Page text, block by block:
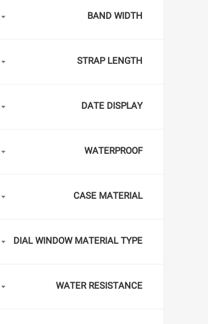
BAND WIDTH
STRAP LENGTH
DATE DISPLAY
WATERPROOF
CASE MATERIAL
DIAL WINDOW MATERIAL TYPE
WATER RESISTANCE